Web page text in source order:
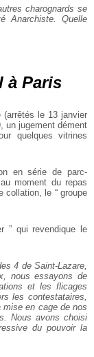
charognards se
Anarchiste. Quelle
à Paris
le 13 janvier
un jugement dément
quelques vitrines
en série de parc-
moment du repas
collation, le “ groupe
” qui revendique le
4 de Saint-Lazare,
nous essayons de
et les flicages
les contestataires,
en cage de nos
Nous avons choisi
du pouvoir la